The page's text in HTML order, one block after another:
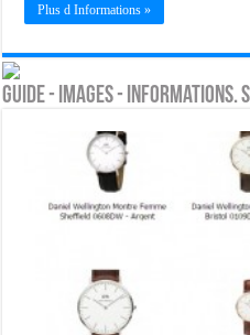
Plus d Informations »
Guide - Images - Informations.